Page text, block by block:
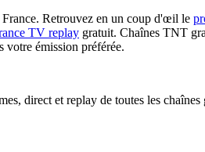
Retrouvez en un coup d'œil le
TV replay gratuit. Chaînes TNT
émission préférée.
direct et replay de toutes les chaînes